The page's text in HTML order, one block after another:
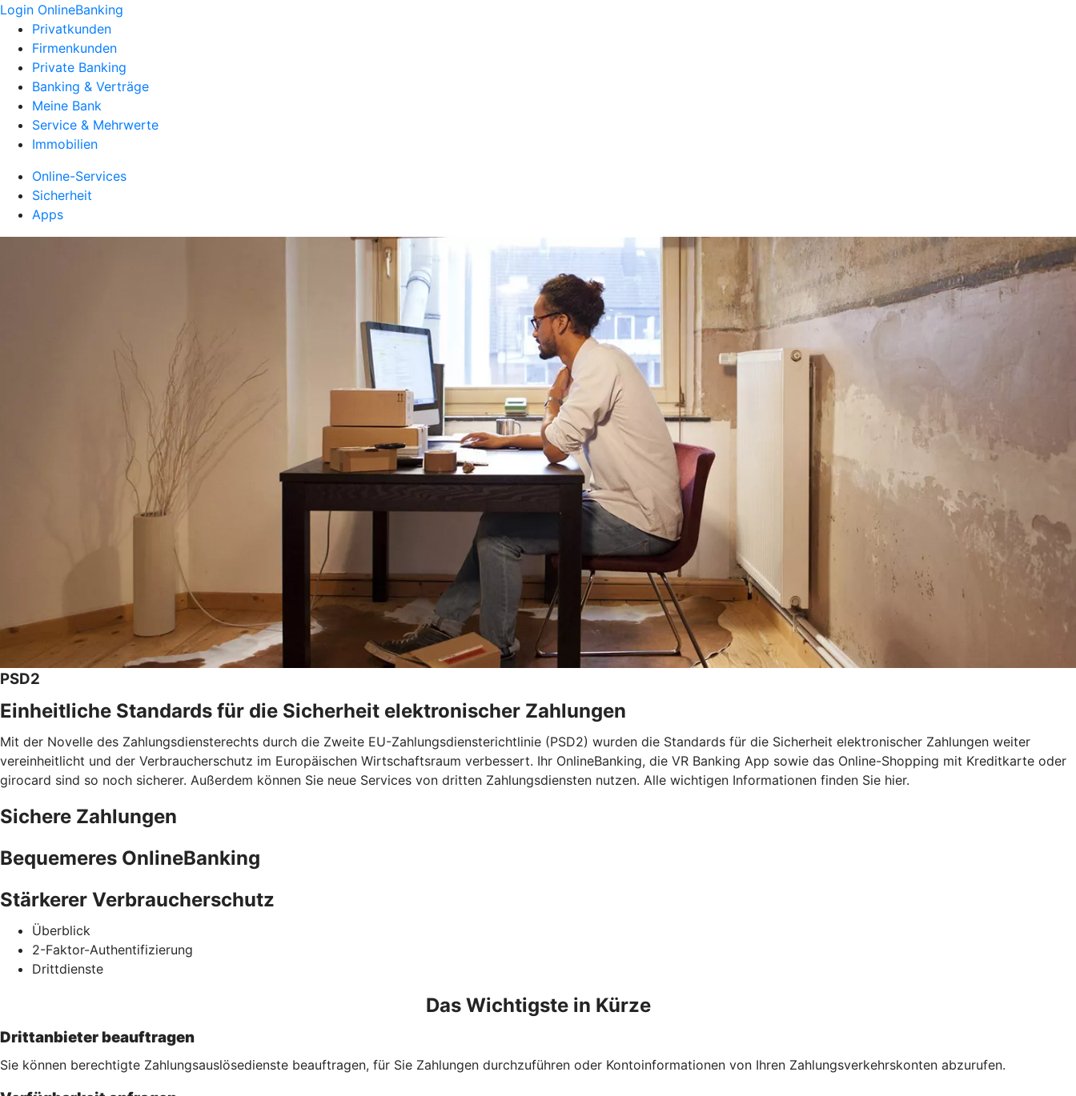
Login OnlineBanking
Privatkunden
Firmenkunden
Private Banking
Banking & Verträge
Meine Bank
Service & Mehrwerte
Immobilien
Online-Services
Sicherheit
Apps
PSD2
Einheitliche Standards für die Sicherheit elektronischer Zahlungen
Mit der Novelle des Zahlungsdiensterechts durch die Zweite EU-Zahlungsdiensterichtlinie (PSD2) wurden die Standards für die Sicherheit elektronischer Zahlungen weiter
vereinheitlicht und der Verbraucherschutz im Europäischen Wirtschaftsraum verbessert. Ihr OnlineBanking, die VR Banking App sowie das Online-Shopping mit Kreditkarte oder
girocard sind so noch sicherer. Außerdem können Sie neue Services von dritten Zahlungsdiensten nutzen. Alle wichtigen Informationen finden Sie hier.
Sichere Zahlungen
Bequemeres OnlineBanking
Stärkerer Verbraucherschutz
Überblick
2-Faktor-Authentifizierung
Drittdienste
Das Wichtigste in Kürze
Drittanbieter beauftragen
Sie können berechtigte Zahlungsauslösedienste beauftragen, für Sie Zahlungen durchzuführen oder Kontoinformationen von Ihren Zahlungsverkehrskonten abzurufen.